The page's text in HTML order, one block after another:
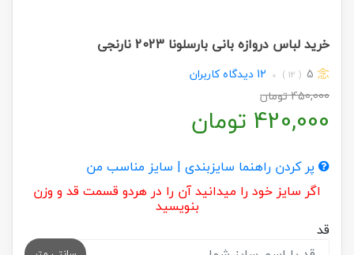
خرید لباس دروازه بانی بارسلونا 2023 نارنجی
5
( 12 )
12 دیدگاه کاربران
450,000تومان
420,000 تومان
پر کردن راهنما سایزبندی | سایز مناسب من
اگر سایز خود را میدانید آن را در هردو قسمت قد و وزن
بنویسید
قد